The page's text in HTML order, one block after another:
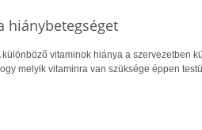
hiánybetegséget
különböző vitaminok hiánya a szervezetben
melyik vitaminra van szüksége éppen